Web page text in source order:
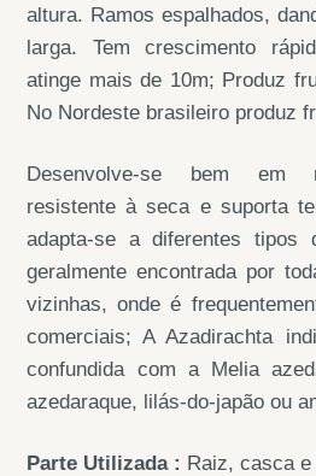
altura. Ramos espalhados,
larga. Tem crescimento
atinge mais de 10m; Produz
No Nordeste brasileiro produz
Desenvolve-se bem em
resistente à seca e suporta
adapta-se a diferentes tipos
geralmente encontrada por
vizinhas, onde é
comerciais; A Azadirachta
confundida com a Melia
azedaraque, lilás-do-japão ou
Parte Utilizada : Raiz, casca e